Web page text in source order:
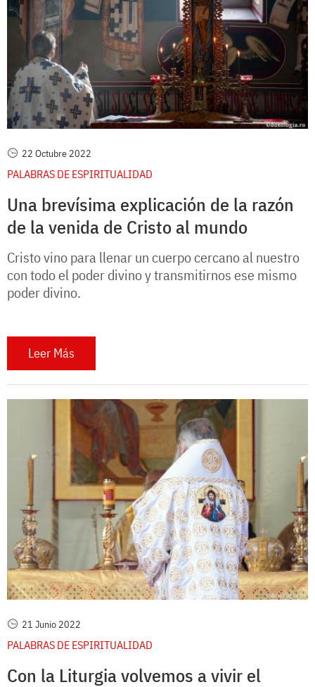
22 Octubre 2022
PALABRAS DE ESPIRITUALIDAD
Una brevísima explicación de la razón
de la venida de Cristo al mundo
Cristo vino para llenar un cuerpo cercano al nuestro
con todo el poder divino y transmitirnos ese mismo
poder divino.
Leer Más
21 Junio 2022
PALABRAS DE ESPIRITUALIDAD
Con la Liturgia volvemos a vivir el